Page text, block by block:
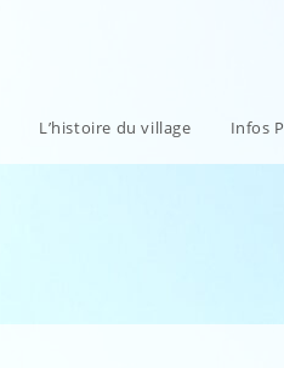
L’histoire du village Infos